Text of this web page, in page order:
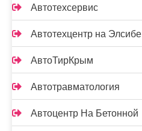
Автотехсервис
Автотехцентр на Элсибе
АвтоТирКрым
Автотравматология
Автоцентр На Бетонной